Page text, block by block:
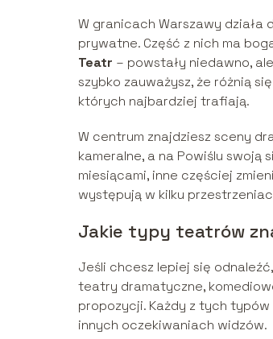
W granicach Warszawy
prywatne. Część z nich ma
Teatr – powstały niedawno,
szybko zauważysz, że różnią
których najbardziej trafiają.
W centrum znajdziesz sceny
kameralne, a na Powiślu swoją
miesiącami, inne częściej
występują w kilku
Jakie typy teatrów
Jeśli chcesz lepiej się
teatry dramatyczne,
propozycji. Każdy z tych
innych oczekiwaniach widzów.